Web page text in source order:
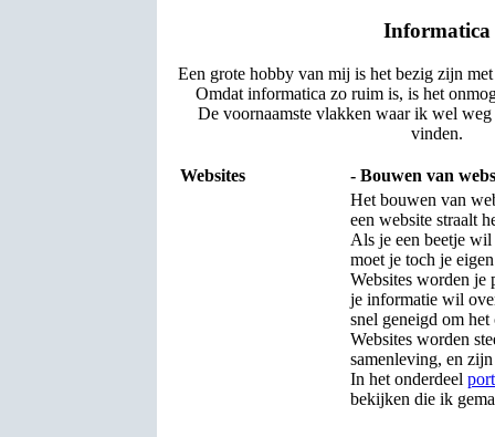
Informatica
Een grote hobby van mij is het bezig zijn
Omdat informatica zo ruim is, is het
De voornaamste vlakken waar ik wel
vinden.
Websites
- Bouwen van
Het bouwen van
een website straalt
Als je een beetje
moet je toch je
Websites worden je
je informatie wil
snel geneigd om
Websites worden
samenleving, en
In het onderdeel
bekijken die ik